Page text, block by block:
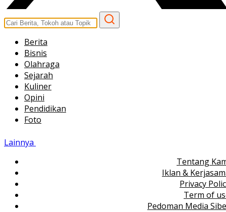
Berita
Bisnis
Olahraga
Sejarah
Kuliner
Opini
Pendidikan
Foto
Lainnya
Tentang
Iklan &
Privacy
Term of
Pedoman Media